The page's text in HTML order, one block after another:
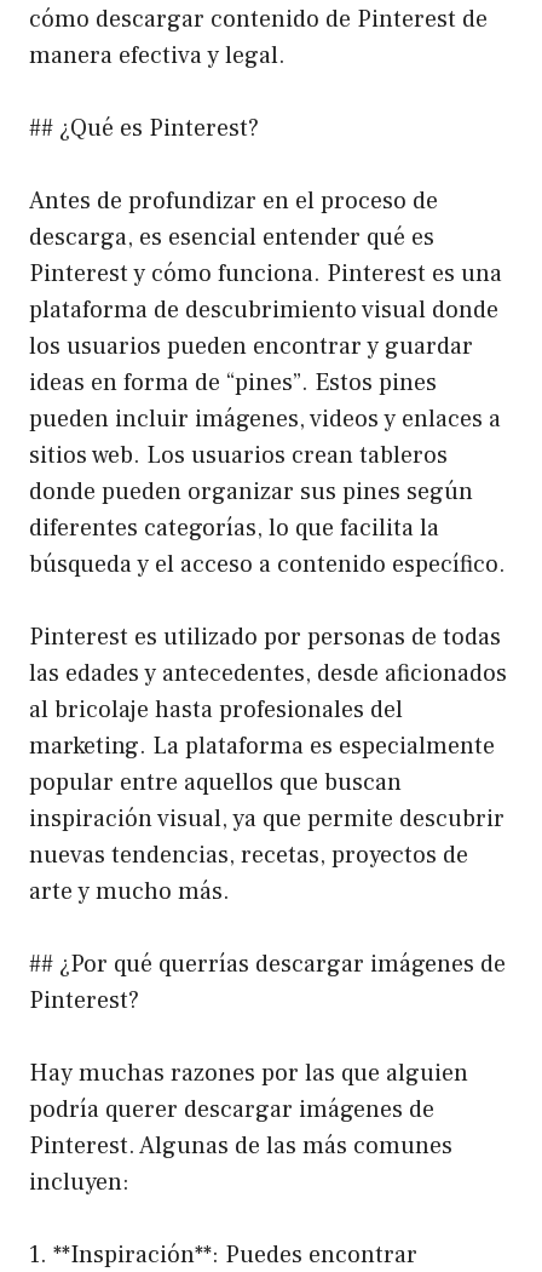
cómo descargar contenido de Pinterest de
manera efectiva y legal.
## ¿Qué es Pinterest?
Antes de profundizar en el proceso de
descarga, es esencial entender qué es
Pinterest y cómo funciona. Pinterest es una
plataforma de descubrimiento visual donde
los usuarios pueden encontrar y guardar
ideas en forma de “pines”. Estos pines
pueden incluir imágenes, videos y enlaces a
sitios web. Los usuarios crean tableros
donde pueden organizar sus pines según
diferentes categorías, lo que facilita la
búsqueda y el acceso a contenido específico.
Pinterest es utilizado por personas de todas
las edades y antecedentes, desde aficionados
al bricolaje hasta profesionales del
marketing. La plataforma es especialmente
popular entre aquellos que buscan
inspiración visual, ya que permite descubrir
nuevas tendencias, recetas, proyectos de
arte y mucho más.
## ¿Por qué querrías descargar imágenes de
Pinterest?
Hay muchas razones por las que alguien
podría querer descargar imágenes de
Pinterest. Algunas de las más comunes
incluyen:
1. **Inspiración**: Puedes encontrar